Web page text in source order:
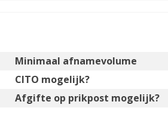
Minimaal afnamevolume
CITO mogelijk?
Afgifte op prikpost mogelijk?